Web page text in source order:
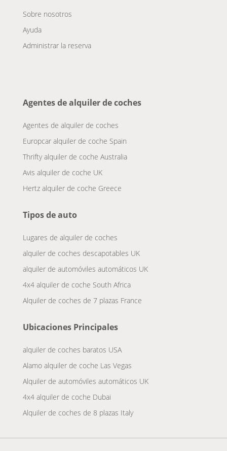
Sobre nosotros
Ayuda
Administrar la reserva
Agentes de alquiler de coches
Agentes de alquiler de coches
Europcar alquiler de coche Spain
Thrifty alquiler de coche Australia
Avis alquiler de coche UK
Hertz alquiler de coche Greece
Tipos de auto
Lugares de alquiler de coches
alquiler de coches descapotables UK
alquiler de automóviles automáticos UK
4x4 alquiler de coche South Africa
Alquiler de coches de 7 plazas France
Ubicaciones Principales
alquiler de coches baratos USA
Alamo alquiler de coche Las Vegas
Alquiler de automóviles automáticos UK
4x4 alquiler de coche Dubai
Alquiler de coches de 8 plazas Italy